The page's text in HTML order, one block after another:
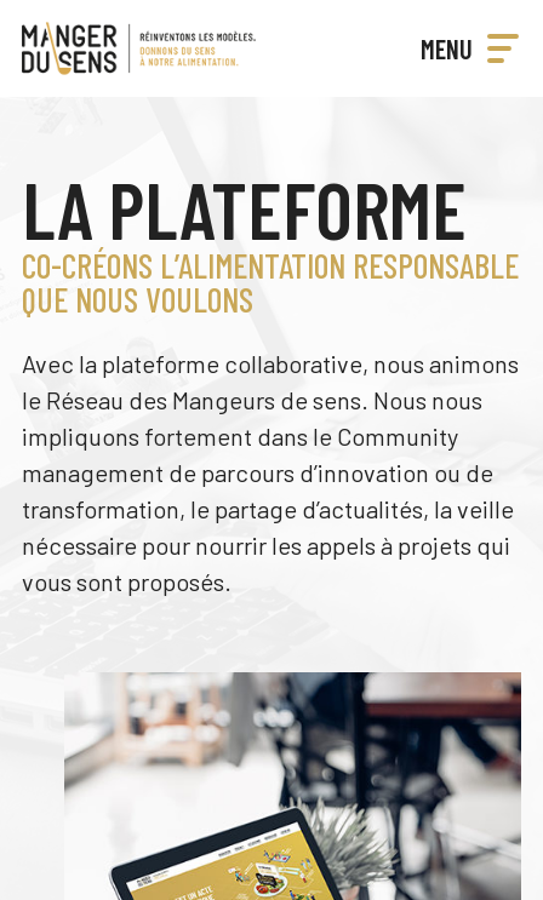
MENU
LA PLATEFORME
CO-CRÉONS L’ALIMENTATION RESPONSABLE
QUE NOUS VOULONS
Avec la plateforme collaborative, nous animons
le Réseau des Mangeurs de sens. Nous nous
impliquons fortement dans le Community
management de parcours d’innovation ou de
transformation, le partage d’actualités, la veille
nécessaire pour nourrir les appels à projets qui
vous sont proposés.